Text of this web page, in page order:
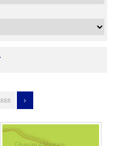
888